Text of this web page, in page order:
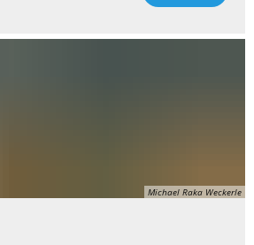
Michael Raka Weckerle